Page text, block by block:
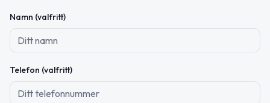
Namn (valfritt)
Telefon (valfritt)